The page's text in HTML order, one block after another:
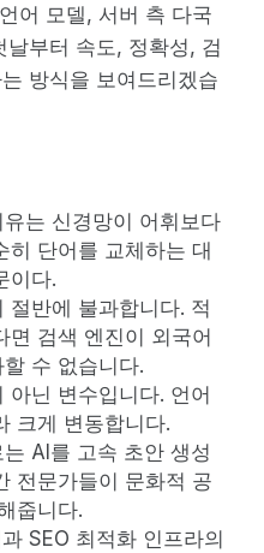
어 모델, 서버 측 다국
날부터 속도, 정확성, 검
방식을 보여드리겠습
는 신경망이 어휘보다
히 단어를 교체하는 대
이다.
절반에 불과합니다. 적
면 검색 엔진이 외국어
수 없습니다.
아닌 변수입니다. 언어
크게 변동합니다.
AI를 고속 초안 생성
전문가들이 문화적 공
줍니다.
SEO 최적화 인프라의